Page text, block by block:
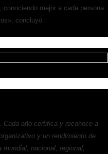
mejor a cada persona
concluyó.
Cada año certifica y reconoce a
y un rendimiento de
nacional, regional,